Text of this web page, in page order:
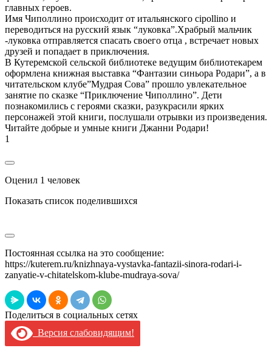
главных героев.
Имя Чиполлино происходит от итальянского cipollino и
переводиться на русский язык “луковка”.Храбрый мальчик
-луковка отправляется спасать своего отца , встречает новых
друзей и попадает в приключения.
В Кутеремской сельской библиотеке ведущим библиотекарем
оформлена книжная выставка “Фантазии синьора Родари”, а в
читательском клубе”Мудрая Сова” прошло увлекательное
занятие по сказке “Приключение Чиполлино”. Дети
познакомились с героями сказки, разукрасили ярких
персонажей этой книги, послушали отрывки из произведения.
Читайте добрые и умные книги Джанни Родари!
1
Оценил 1 человек
Показать список поделившихся
Постоянная ссылка на это сообщение:
https://kuterem.ru/knizhnaya-vystavka-fantazii-sinora-rodari-i-
zanyatie-v-chitatelskom-klube-mudraya-sova/
Поделиться в социальных сетях
Версия слабовидящим!